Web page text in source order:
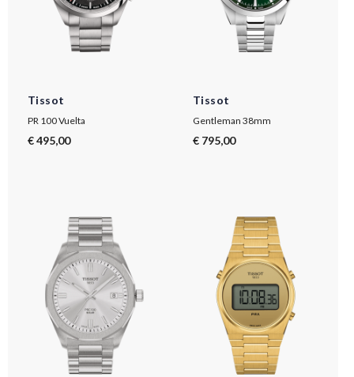
Tissot
PR 100 Vuelta
€ 495,00
Tissot
Gentleman 38mm
€ 795,00